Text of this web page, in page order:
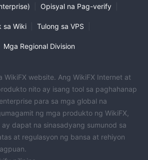
Opisyal na Pag-verify
sa Wiki Tulong sa VPS
Mga Regional Division
WikiFX website. Ang WikiFX Internet at
nito ay isang tool sa paghahanap
para sa mga global na
ng mga produkto ng WikiFX,
dapat na sinasadyang sumunod sa
at regulasyon ng bansa at rehiyon